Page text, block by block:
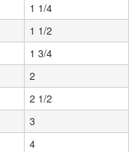
1 1/4
1 1/2
1 3/4
2
2 1/2
3
4